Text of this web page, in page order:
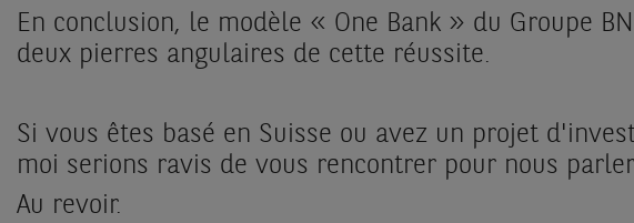
En conclusion, le modèle « One Bank » du Groupe
deux pierres angulaires de cette réussite.
Si vous êtes basé en Suisse ou avez un projet
moi serions ravis de vous rencontrer pour nous
Au revoir.